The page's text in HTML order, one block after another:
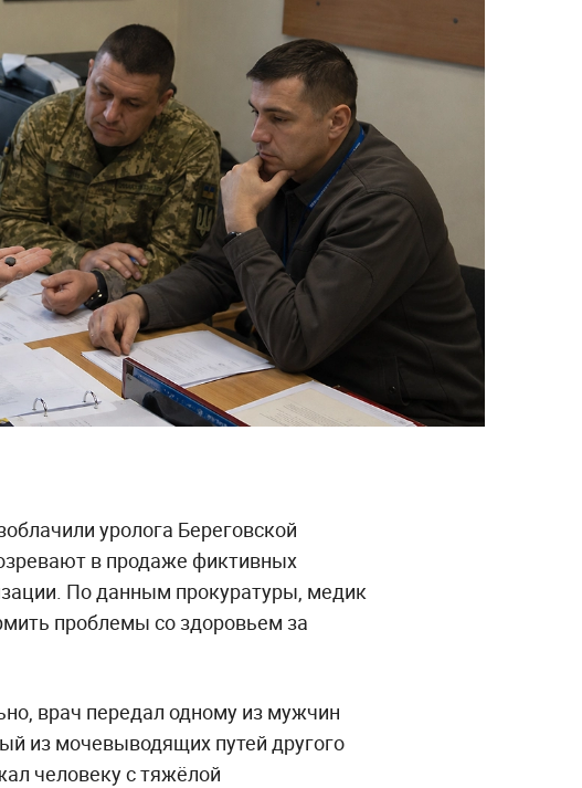
уролога Береговской
в продаже фиктивных
По данным прокуратуры, медик
проблемы со здоровьем за
врач передал одному из мужчин
из мочевыводящих путей другого
человеку с тяжёлой